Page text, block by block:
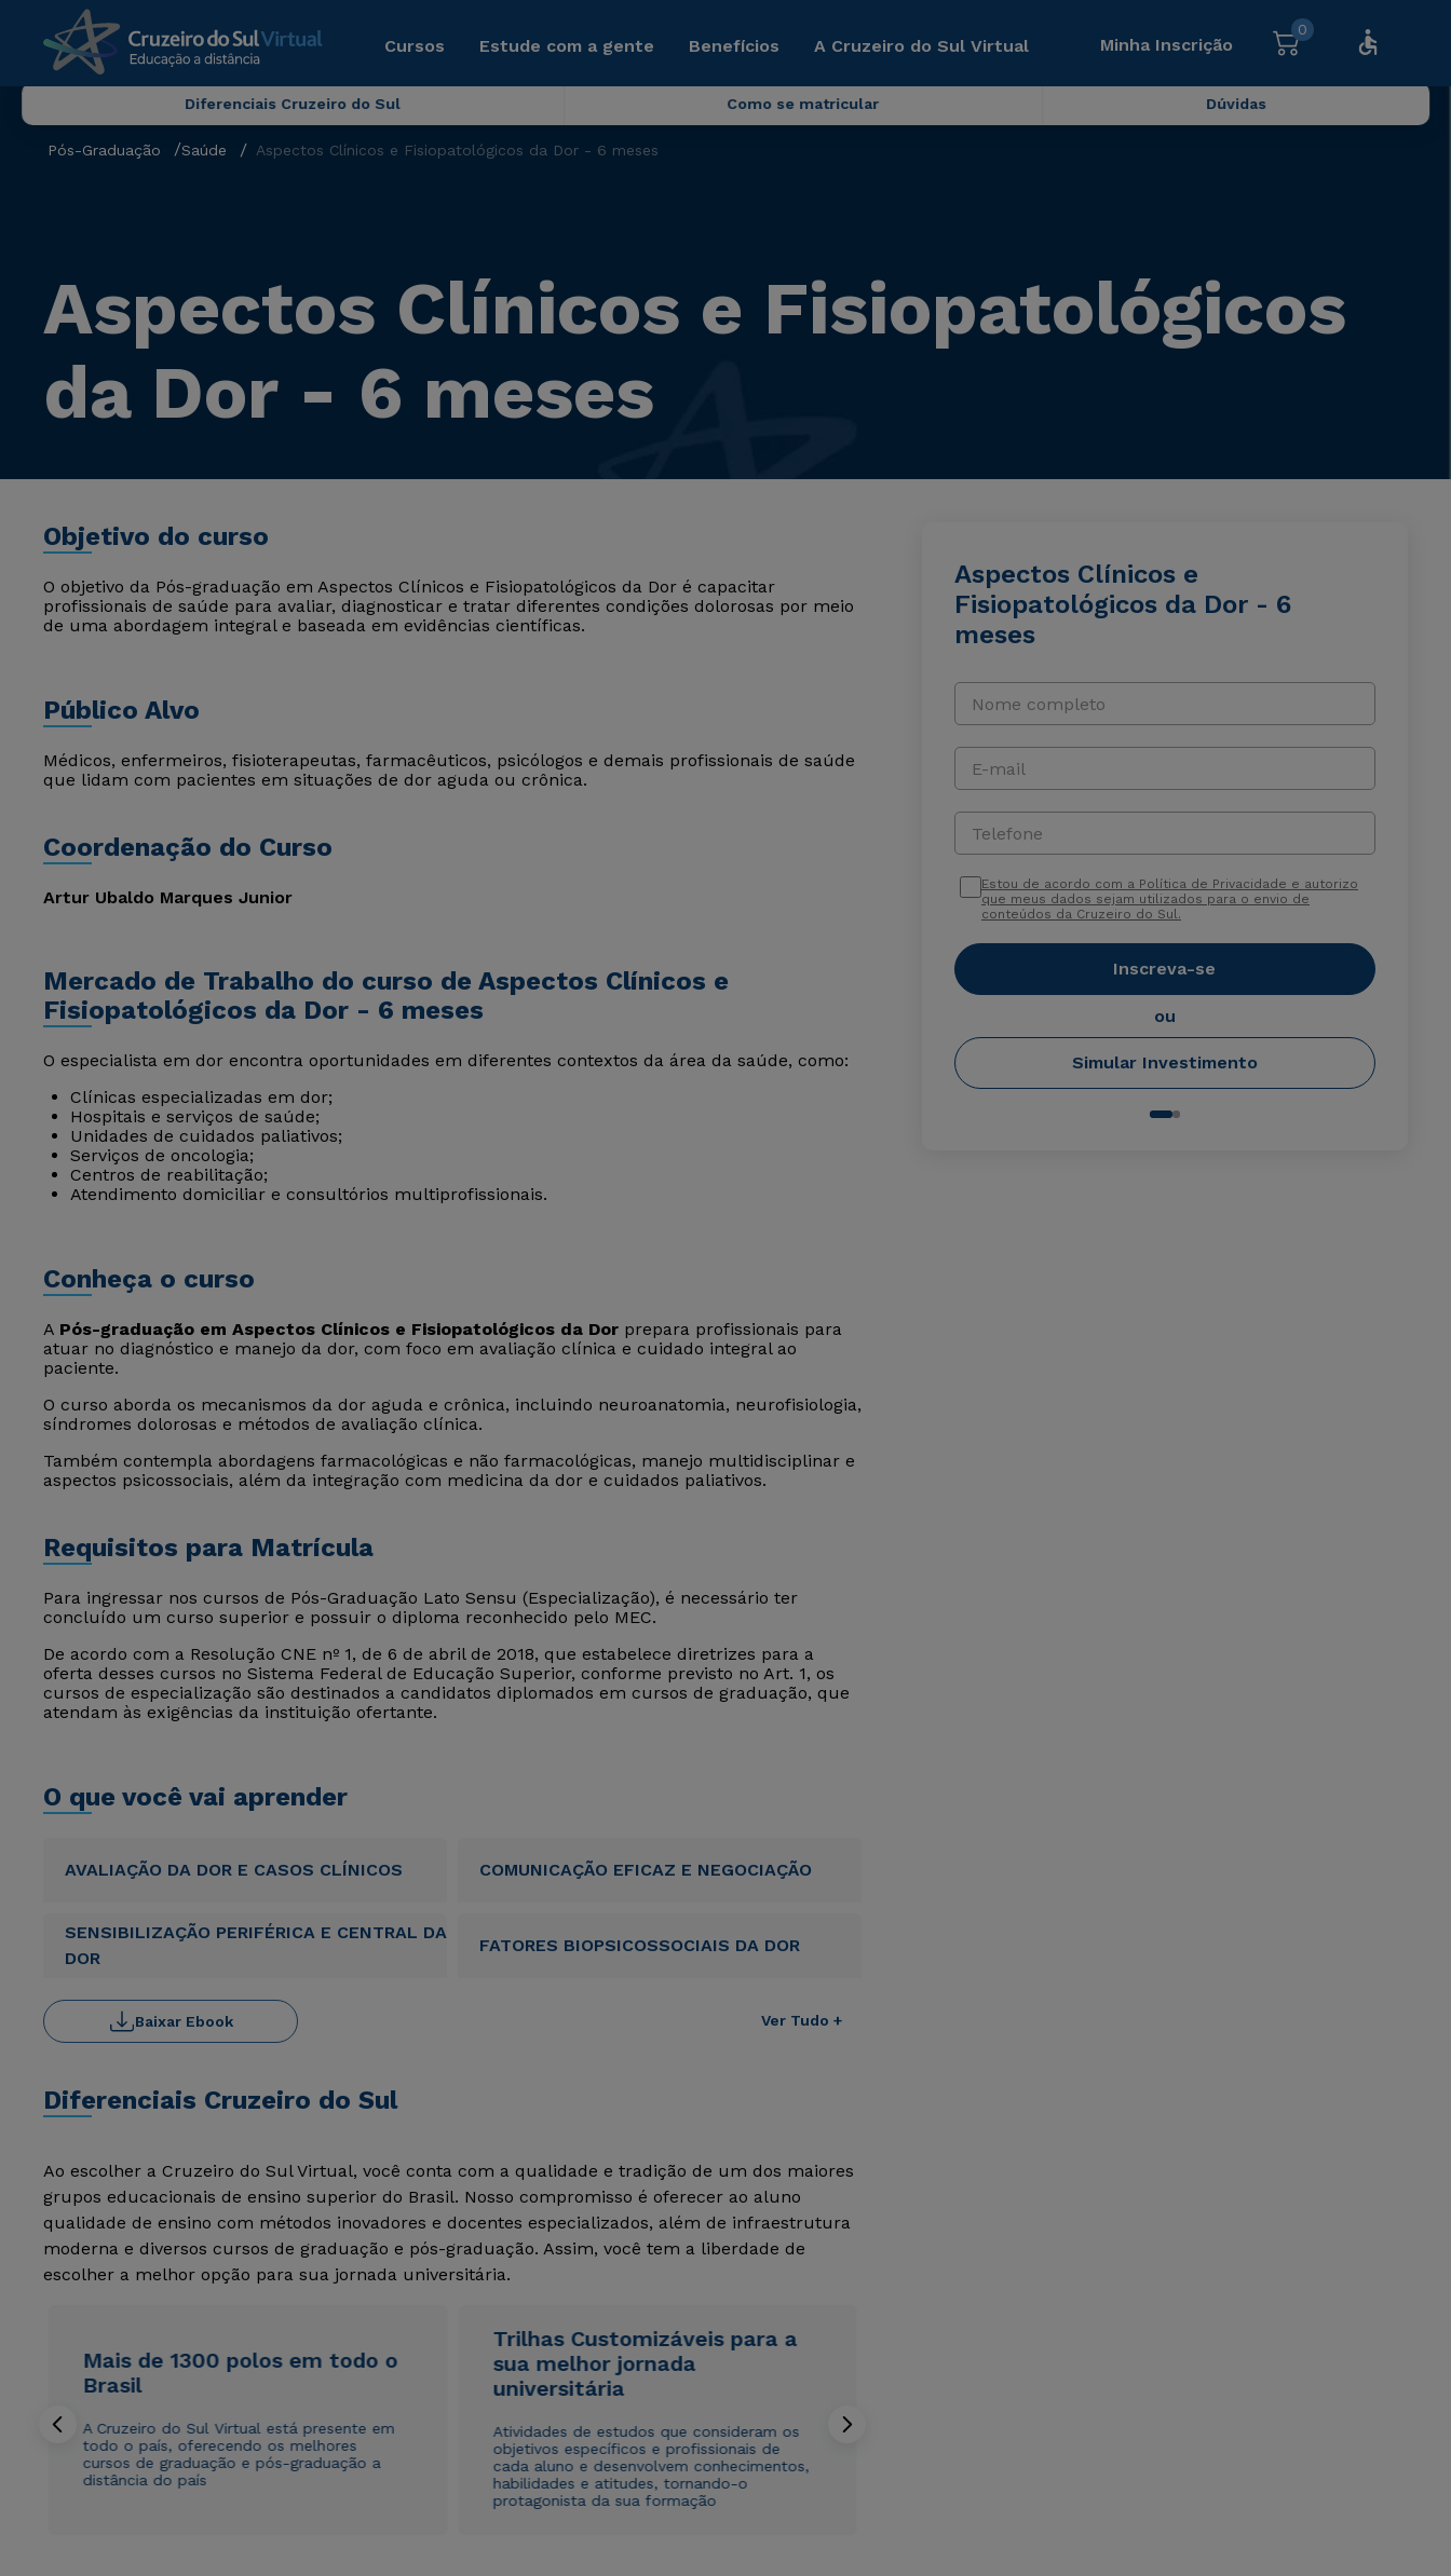
Cursos Estude com a gente Benefícios A Cruzeiro do Sul Virtual Minha Inscrição
0
Diferenciais Cruzeiro do Sul Como se matricular Dúvidas
Pós-Graduação Saúde Aspectos Clínicos e Fisiopatológicos da Dor - 6 meses
Aspectos Clínicos e Fisiopatológicos
da Dor - 6 meses
Objetivo do curso
O objetivo da Pós-graduação em Aspectos Clínicos e Fisiopatológicos da Dor é capacitar
profissionais de saúde para avaliar, diagnosticar e tratar diferentes condições dolorosas por meio
de uma abordagem integral e baseada em evidências científicas.
Público Alvo
Médicos, enfermeiros, fisioterapeutas, farmacêuticos, psicólogos e demais profissionais de saúde
que lidam com pacientes em situações de dor aguda ou crônica.
Coordenação do Curso
Artur Ubaldo Marques Junior
Mercado de Trabalho do curso de Aspectos Clínicos e
Fisiopatológicos da Dor - 6 meses
O especialista em dor encontra oportunidades em diferentes contextos da área da saúde, como:
Clínicas especializadas em dor;
Hospitais e serviços de saúde;
Unidades de cuidados paliativos;
Serviços de oncologia;
Centros de reabilitação;
Atendimento domiciliar e consultórios multiprofissionais.
Conheça o curso
A Pós-graduação em Aspectos Clínicos e Fisiopatológicos da Dor prepara profissionais para
atuar no diagnóstico e manejo da dor, com foco em avaliação clínica e cuidado integral ao
paciente.
O curso aborda os mecanismos da dor aguda e crônica, incluindo neuroanatomia, neurofisiologia,
síndromes dolorosas e métodos de avaliação clínica.
Também contempla abordagens farmacológicas e não farmacológicas, manejo multidisciplinar e
aspectos psicossociais, além da integração com medicina da dor e cuidados paliativos.
Requisitos para Matrícula
Para ingressar nos cursos de Pós-Graduação Lato Sensu (Especialização), é necessário ter
concluído um curso superior e possuir o diploma reconhecido pelo MEC.
De acordo com a Resolução CNE nº 1, de 6 de abril de 2018, que estabelece diretrizes para a
oferta desses cursos no Sistema Federal de Educação Superior, conforme previsto no Art. 1, os
cursos de especialização são destinados a candidatos diplomados em cursos de graduação, que
atendam às exigências da instituição ofertante.
O que você vai aprender
AVALIAÇÃO DA DOR E CASOS CLÍNICOS COMUNICAÇÃO EFICAZ E NEGOCIAÇÃO
SENSIBILIZAÇÃO PERIFÉRICA E CENTRAL DA
DOR
FATORES BIOPSICOSSOCIAIS DA DOR
Ver Tudo +
Baixar Ebook
Diferenciais Cruzeiro do Sul
Ao escolher a Cruzeiro do Sul Virtual, você conta com a qualidade e tradição de um dos maiores
grupos educacionais de ensino superior do Brasil. Nosso compromisso é oferecer ao aluno
qualidade de ensino com métodos inovadores e docentes especializados, além de infraestrutura
moderna e diversos cursos de graduação e pós-graduação. Assim, você tem a liberdade de
escolher a melhor opção para sua jornada universitária.
Mais de 1300 polos em todo o
Brasil
A Cruzeiro do Sul Virtual está presente em
todo o país, oferecendo os melhores
cursos de graduação e pós-graduação a
distância do país
Trilhas Customizáveis para a
sua melhor jornada
universitária
Atividades de estudos que consideram os
objetivos específicos e profissionais de
cada aluno e desenvolvem conhecimentos,
habilidades e atitudes, tornando-o
protagonista da sua formação
Aspectos Clínicos e
Fisiopatológicos da Dor - 6
meses
Nome completo
E-mail
Telefone
Estou de acordo com a Política de Privacidade e autorizo
que meus dados sejam utilizados para o envio de
conteúdos da Cruzeiro do Sul.
Inscreva-se
ou
Simular Investimento
autorizo que meus dados sejam utilizados para o
envio de conteúdos da Cruzeiro do Sul.
autorizo que meus dados sejam utilizados para o
envio de conteúdos da Cruzeiro do Sul.